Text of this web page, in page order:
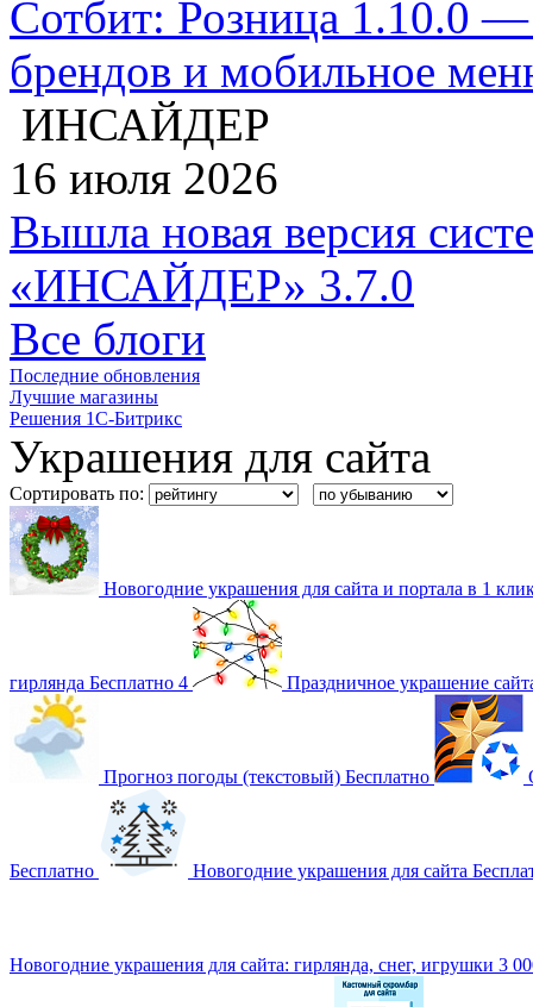
Сотбит: Розница 1.10.0 —
брендов и мобильное
ИНСАЙДЕР
16 июля 2026
Вышла новая версия
«ИНСАЙДЕР» 3.7.0
Все блоги
Последние обновления
Лучшие магазины
Решения 1С-Битрикс
Украшения для сайта
Сортировать по:
Новогодние украшения для сайта и портала в 1
гирлянда Бесплатно 4 Праздничное украшение
Прогноз погоды (текстовый) Бесплатно
Бесплатно Новогодние украшения для сайта
Новогодние украшения для сайта: гирлянда, снег, игрушки 3